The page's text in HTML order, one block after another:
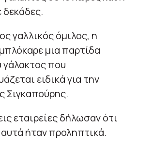
γαλλικός όμιλος, η
μια παρτίδα
γάλακτος που
ειδικά για την
Σιγκαπούρης.
εταιρείες δήλωσαν ότι
ήταν προληπτικά.